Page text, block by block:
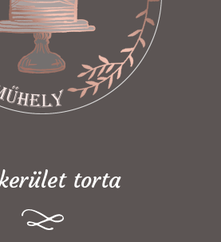
torta